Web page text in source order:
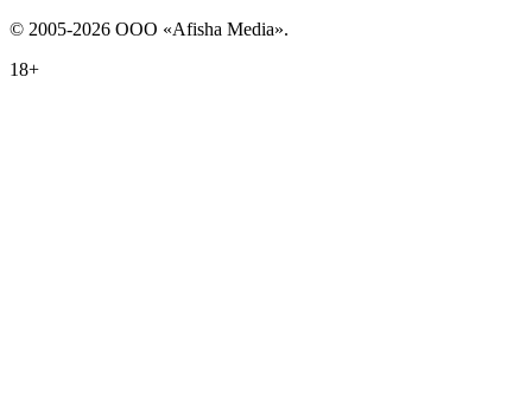
© 2005-2026 ООО «Afisha Media».
18+